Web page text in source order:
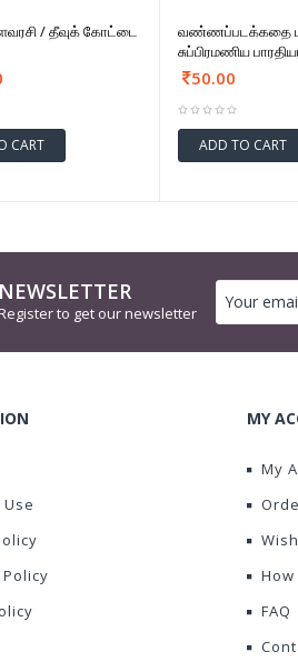
/ தீவுக் கோட்டை
CART
வண்ணப்படக்கதை
சுப்பிரமணிய
50.00
ADD TO CART
NEWSLETTER
to get our newsletter
MY
My
FAQ